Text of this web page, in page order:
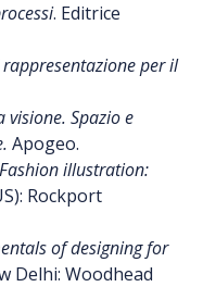
. Editrice
per il
visione. Spazio e
Apogeo.
illustration:
Rockport
of designing for
Delhi: Woodhead